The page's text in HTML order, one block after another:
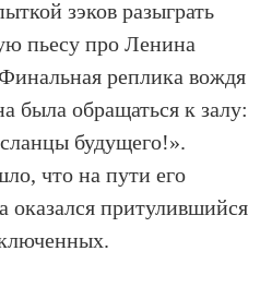
зэков разыграть
пьесу про Ленина
реплика вождя
была обращаться к залу:
будущего!».
что на пути его
оказался притулившийся